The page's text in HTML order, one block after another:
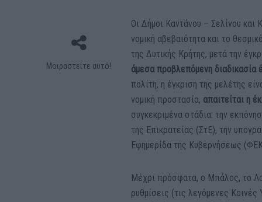
Μοιραστείτε αυτό!
Οι Δήμοι Καντάνου – Σελίνου και
νομική αβεβαιότητα και το
της Δυτικής Κρήτης, μετά την
άμεσα προβλεπόμενη
πολίτη, η έγκριση της μελέτης
νομική προστασία, απαιτείται η
συγκεκριμένα στάδια: την
της Επικρατείας (ΣτΕ), την
Εφημερίδα της Κυβερνήσεως
Μέχρι πρόσφατα, ο Μπάλος, το
ρυθμίσεις (τις λεγόμενες